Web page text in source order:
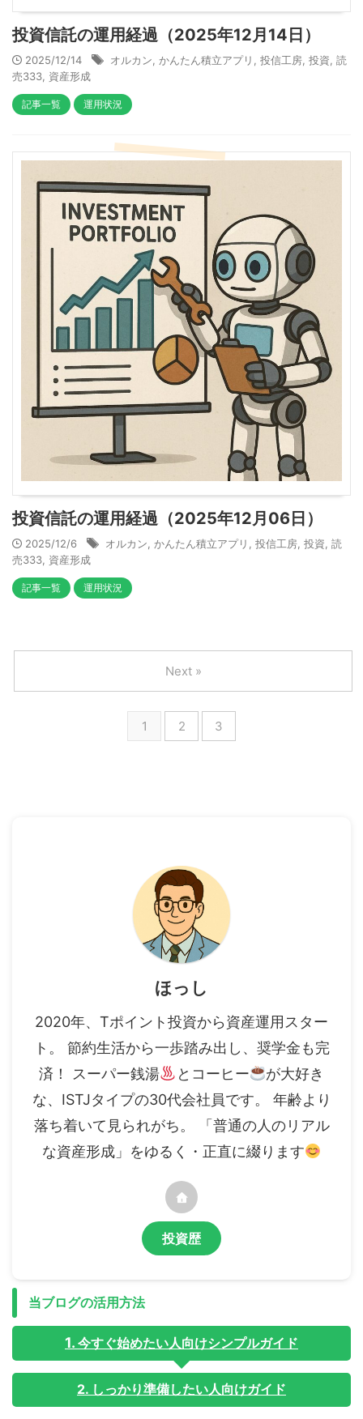
投資信託の運用経過（2025年12月14日）
2025/12/14 オルカン かんたん積立アプリ 投信工房 投資 読
売333 資産形成
記事一覧 運用状況
投資信託の運用経過（2025年12月06日）
2025/12/6 オルカン かんたん積立アプリ 投信工房 投資 読
売333 資産形成
記事一覧 運用状況
1 2 3
Next »
ほっし
2020年、Tポイント投資から資産運用スター
ト。 節約生活から一歩踏み出し、奨学金も完
済！ スーパー銭湯
とコーヒー
が大好き
な、ISTJタイプの30代会社員です。 年齢より
落ち着いて見られがち。 「普通の人のリアル
な資産形成」をゆるく・正直に綴ります
投資歴
当ブログの活用方法
今すぐ始めたい人向けシンプルガイド
2. しっかり準備したい人向けガイド